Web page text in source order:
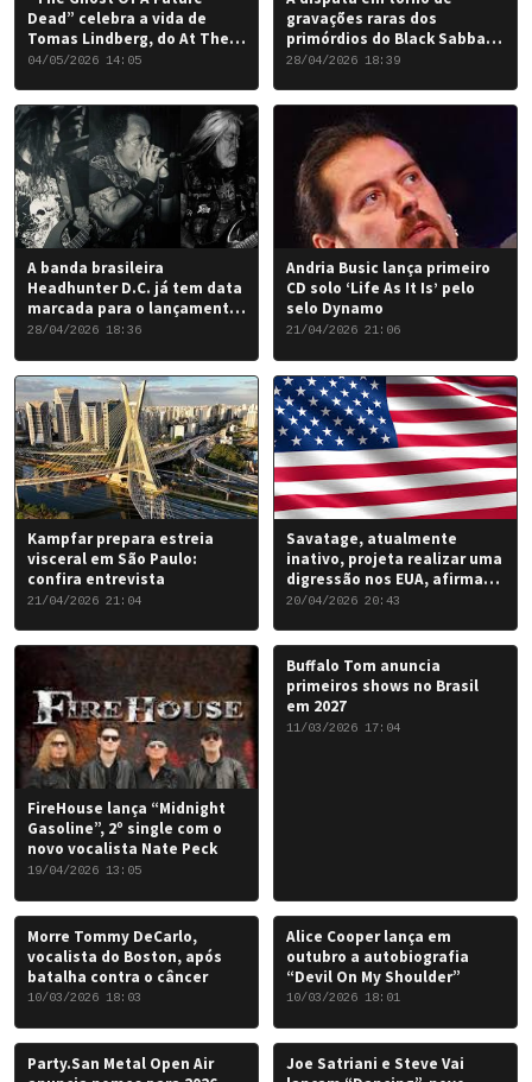
Dead” celebra a vida de
Tomas Lindberg, do At The
Gates
04/05/2026 14:05
gravações raras dos
primórdios do Black Sabbath
chegou a um desfecho
28/04/2026 18:39
A banda brasileira
Headhunter D.C. já tem data
marcada para o lançamento
do seu novo álbum “Rise of
28/04/2026 18:36
Andria Busic lança primeiro
CD solo ‘Life As It Is’ pelo
selo Dynamo
21/04/2026 21:06
Kampfar prepara estreia
visceral em São Paulo:
confira entrevista
21/04/2026 21:04
Savatage, atualmente
inativo, projeta realizar uma
digressão nos EUA, afirma
Chris Caffery
20/04/2026 20:43
FireHouse lança “Midnight
Gasoline”, 2º single com o
novo vocalista Nate Peck
19/04/2026 13:05
Buffalo Tom anuncia
primeiros shows no Brasil
em 2027
11/03/2026 17:04
Morre Tommy DeCarlo,
vocalista do Boston, após
batalha contra o câncer
10/03/2026 18:03
Alice Cooper lança em
outubro a autobiografia
“Devil On My Shoulder”
10/03/2026 18:01
Party.San Metal Open Air
Joe Satriani e Steve Vai